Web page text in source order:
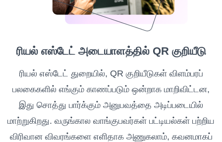
ரியல் எஸ்டேட் அடையாளத்தில் QR குறியீடு
ரியல் எஸ்டேட் துறையில், QR குறியீடுகள் விளம்பரப்
பலகைகளில் எங்கும் காணப்படும் ஒன்றாக மாறிவிட்டன,
இது சொத்து பார்க்கும் அனுபவத்தை அடிப்படையில்
மாற்றுகிறது. வருங்கால வாங்குபவர்கள் பட்டியல்கள் பற்றிய
விரிவான விவரங்களை எளிதாக அணுகலாம், கவனமாகப்